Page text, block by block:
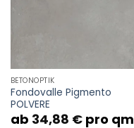
BETONOPTIK
Fondovalle Pigmento
POLVERE
ab 34,88 €pro qm